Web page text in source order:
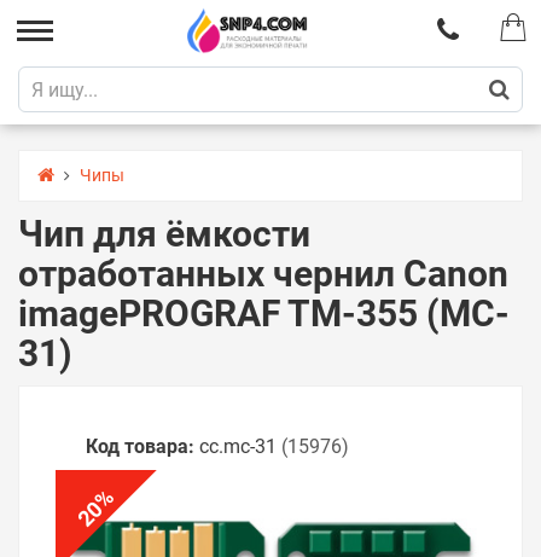
Чипы
Чип для ёмкости
отработанных чернил Canon
imagePROGRAF TM-355 (MC-
31)
Код товара: cc.mc-31 (15976)
20
%